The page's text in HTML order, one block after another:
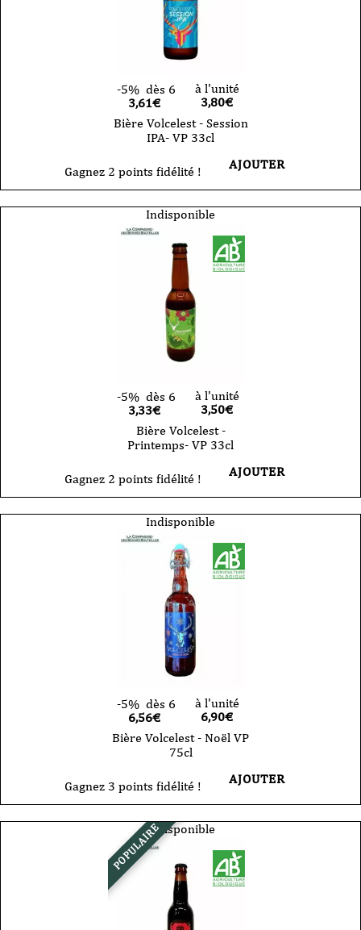
-5% dès 6
3,61€
à l'unité
3,80€
Bière Volcelest - Session
IPA- VP 33cl
Gagnez 2 points fidélité ! AJOUTER
Indisponible
-5% dès 6
3,33€
à l'unité
3,50€
Bière Volcelest -
Printemps- VP 33cl
Gagnez 2 points fidélité ! AJOUTER
Indisponible
-5% dès 6
6,56€
à l'unité
6,90€
Bière Volcelest - Noël VP
75cl
Gagnez 3 points fidélité ! AJOUTER
POPULAIREIndisponible